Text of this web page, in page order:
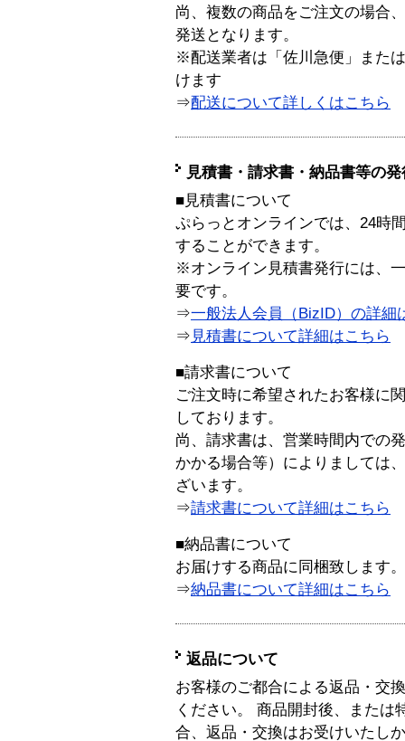
尚、複数の商品をご注文の場合
発送となります。
※配送業者は「佐川急便」また
けます
⇒配送について詳しくはこちら
見積書・請求書・納品書等の
■見積書について
ぷらっとオンラインでは、24時
することができます。
※オンライン見積書発行には、
要です。
⇒一般法人会員（BizID）の詳細
⇒ 見積書について詳細はこちら
■請求書について
ご注文時に希望されたお客様に
しております。
尚、請求書は、営業時間内での
かかる場合等）によりましては
ざいます。
⇒請求書について詳細はこちら
■納品書について
お届けする商品に同梱致します。
⇒納品書について詳細はこちら
返品について
お客様のご都合による返品・交
ください。 商品開封後、または
合、返品・交換はお受けいたし